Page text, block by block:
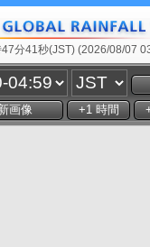
分41秒(JST) (2026/08/07